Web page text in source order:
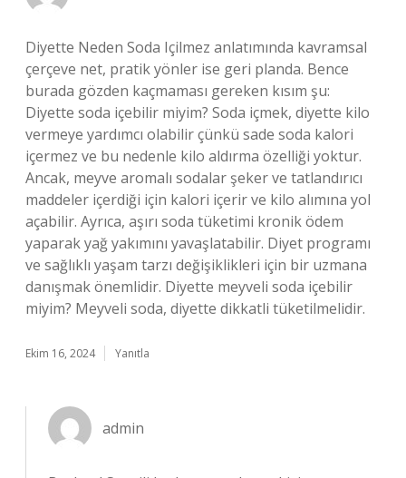
Diyette Neden Soda Içilmez anlatımında kavramsal
çerçeve net, pratik yönler ise geri planda. Bence
burada gözden kaçmaması gereken kısım şu:
Diyette soda içebilir miyim? Soda içmek, diyette kilo
vermeye yardımcı olabilir çünkü sade soda kalori
içermez ve bu nedenle kilo aldırma özelliği yoktur.
Ancak, meyve aromalı sodalar şeker ve tatlandırıcı
maddeler içerdiği için kalori içerir ve kilo alımına yol
açabilir. Ayrıca, aşırı soda tüketimi kronik ödem
yaparak yağ yakımını yavaşlatabilir. Diyet programı
ve sağlıklı yaşam tarzı değişiklikleri için bir uzmana
danışmak önemlidir. Diyette meyveli soda içebilir
miyim? Meyveli soda, diyette dikkatli tüketilmelidir.
Ekim 16, 2024 Yanıtla
admin